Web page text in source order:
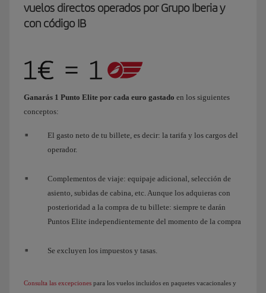
vuelos directos operados por Grupo Iberia y
con código IB
Ganarás 1 Punto Elite por cada euro gastado en los siguientes
conceptos:
El gasto neto de tu billete, es decir: la tarifa y los cargos del
operador.
Complementos de viaje: equipaje adicional, selección de
asiento, subidas de cabina, etc. Aunque los adquieras con
posterioridad a la compra de tu billete: siempre te darán
Puntos Elite independientemente del momento de la compra
Se excluyen los impuestos y tasas.
Consulta las excepciones para los vuelos incluidos en paquetes vacacionales y